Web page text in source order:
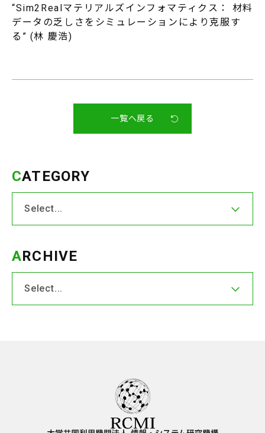
“Sim2Realマテリアルズインフォマティクス： 材料
データの乏しさをシミュレーションにより克服す
る” (林 慶浩)
一覧へ戻る
CATEGORY
ARCHIVE